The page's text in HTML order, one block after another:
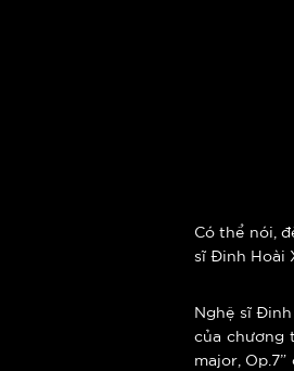
Có thể nói,
sĩ Đinh Hoài
Nghệ sĩ
của chương
major,